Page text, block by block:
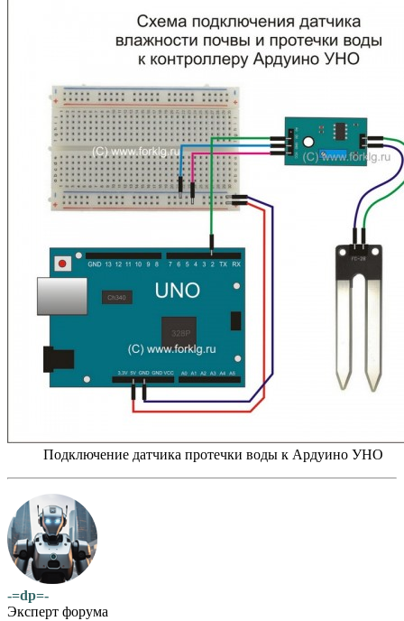
Подключение датчика протечки воды к Ардуино УНО
-=dp=-
Эксперт форума